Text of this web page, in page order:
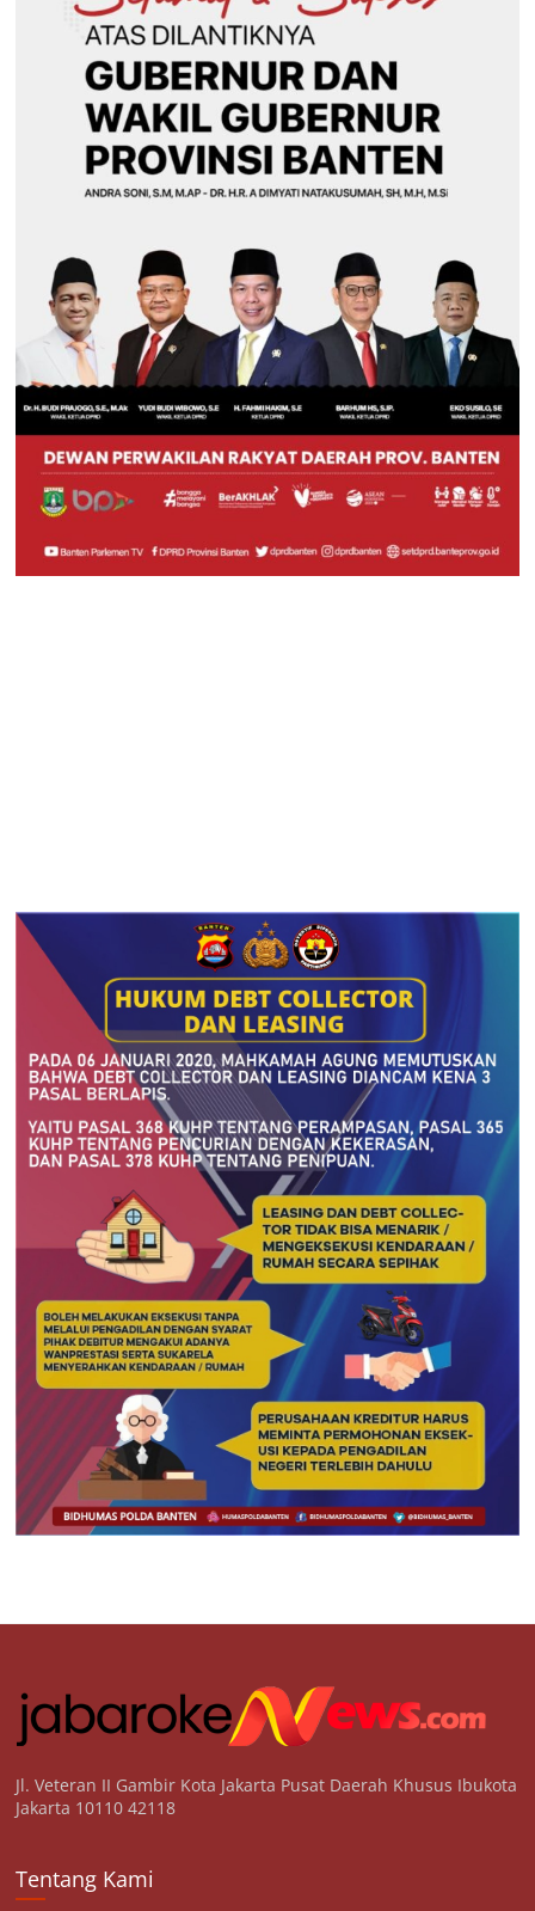
Jl. Veteran II Gambir Kota Jakarta Pusat Daerah Khusus Ibukota
Jakarta 10110 42118
Tentang Kami